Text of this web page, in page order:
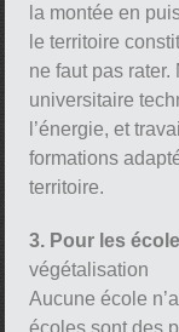
la montée en
le territoire
ne faut pas
universitaire
l’énergie, et
formations
territoire.
3. Pour les
végétalisation
Aucune école
écoles sont des